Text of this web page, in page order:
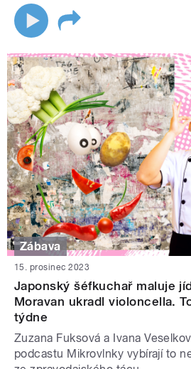
Zábava
15. prosinec 2023
Japonský šéfkuchař maluje
Moravan ukradl violoncella.
týdne
Zuzana Fuksová a Ivana
podcastu Mikrovlnky vybírají to